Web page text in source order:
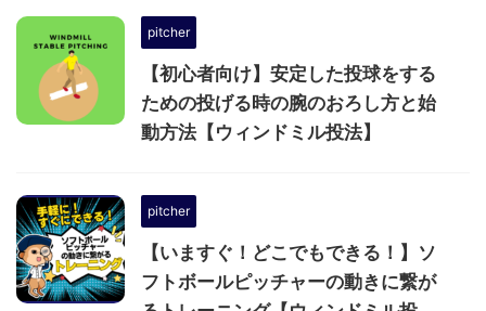
pitcher
【初心者向け】安定した投球をする
ための投げる時の腕のおろし方と始
動方法【ウィンドミル投法】
pitcher
【いますぐ！どこでもできる！】ソ
フトボールピッチャーの動きに繋が